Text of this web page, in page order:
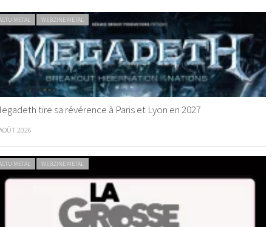
METAL WEBZINE METAL
tire sa révérence à Paris et Lyon en 2027
2026
METAL WEBZINE METAL